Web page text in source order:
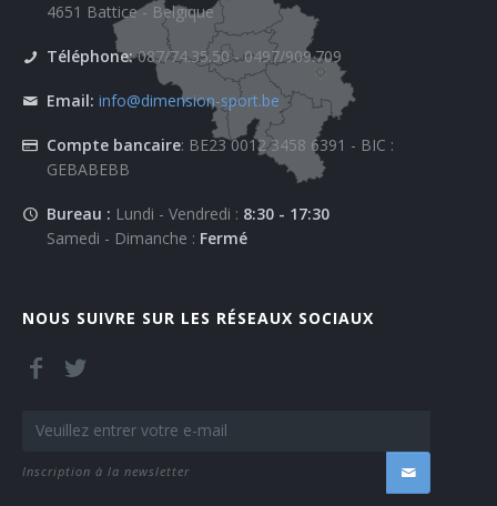
4651 Battice - Belgique
Téléphone:087/74.35.50 - 0497/909.709
Email: info@dimension-sport.be
Compte bancaire: BE23 0012 3458 6391 - BIC :
GEBABEBB
Bureau : Lundi - Vendredi : 8:30 - 17:30
Samedi - Dimanche : Fermé
NOUS SUIVRE SUR LES RÉSEAUX SOCIAUX
Inscription à la newsletter